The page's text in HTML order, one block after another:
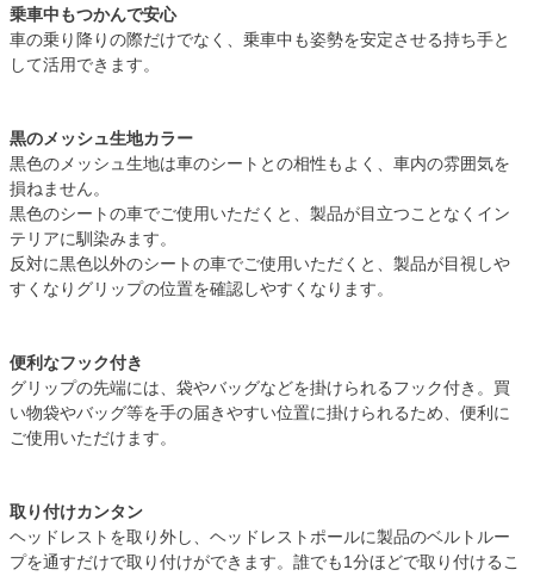
乗車中もつかんで安心
車の乗り降りの際だけでなく、乗車中も姿勢を安定させる持ち手と
して活用できます。
黒のメッシュ生地カラー
黒色のメッシュ生地は車のシートとの相性もよく、車内の雰囲気を
損ねません。
黒色のシートの車でご使用いただくと、製品が目立つことなくイン
テリアに馴染みます。
反対に黒色以外のシートの車でご使用いただくと、製品が目視しや
すくなりグリップの位置を確認しやすくなります。
便利なフック付き
グリップの先端には、袋やバッグなどを掛けられるフック付き。買
い物袋やバッグ等を手の届きやすい位置に掛けられるため、便利に
ご使用いただけます。
取り付けカンタン
ヘッドレストを取り外し、ヘッドレストポールに製品のベルトルー
プを通すだけで取り付けができます。誰でも1分ほどで取り付けるこ